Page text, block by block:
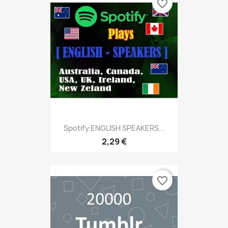
Spotify ENGLISH SPEAKERS...
2,29 €
favorite_border
favorite_border